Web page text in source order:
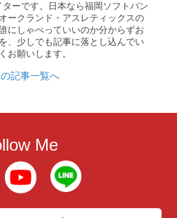
ーです。日本なら福岡ソフトバン
ークランド・アスレティックスの
にしゃべっていいのか分からずお
、少しでも記事に落とし込んでい
お願いします。
記事一覧へ
Me